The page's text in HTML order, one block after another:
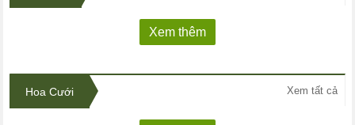
Xem thêm
Hoa Cưới Xem tất cả